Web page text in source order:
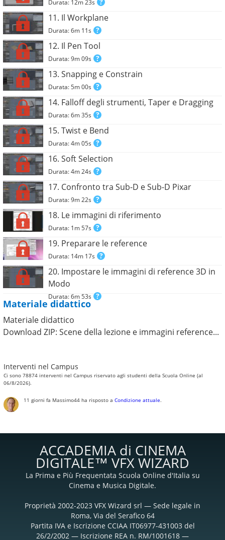
Durata: 12m 23s
11. Il Workplane
Durata: 6m 11s
12. Il Pen Tool
Durata: 9m 09s
13. Snapping e Constrain
Durata: 5m 00s
14. Falloff degli strumenti, Taper e Dragging
Durata: 6m 35s
15. Twist e Bend
Durata: 4m 05s
16. Soft Selection
Durata: 4m 24s
17. Confronto tra Sub-D e Sub-D Pixar
Durata: 9m 22s
18. Le immagini di riferimento
Durata: 1m 57s
19. Preparare le reference
Durata: 14m 17s
20. Impostare le immagini di reference 3D in
Modo
Durata: 6m 53s
Materiale didattico
Materiale didattico
Download ZIP: Scene della lezione e immagini reference...
Interventi nel Campus
Ci sono 78874 interventi nel Campus riservato agli studenti della Scuola Online (al
06/8/2026).
11 giorni fa Massimo44ha risposto a Condizione attuale.
ACCADEMIA di CINEMA
DIGITALE™ VFX WIZARD
La Prima e Più Frequentata Scuola Online d'Italia su
Cinema e Musica Digitale.
Proprietà 2002-2023 VFX Wizard srl — Sede legale in
Roma, Via del Serafico 64
Partita IVA e Iscrizione CCIAA IT06977-431003 del
26/2/2002 — Iscrizione REA n. RM/1001618 —